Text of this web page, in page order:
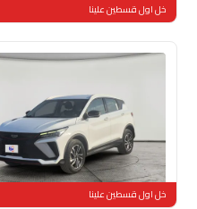
خل اول قسطين علينا
مستعملة 81,611 كم
خل اول قسطين علينا